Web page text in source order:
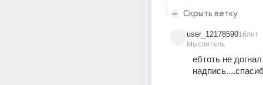
Скрыть ветку
user_12178590
Мыслитель
16лет
ебтоть не